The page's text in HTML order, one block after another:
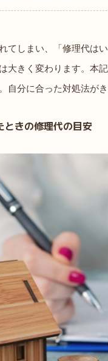
てしまい、「修理代は
大きく変わります。本
自分に合った対処法がき
ときの修理代の目安